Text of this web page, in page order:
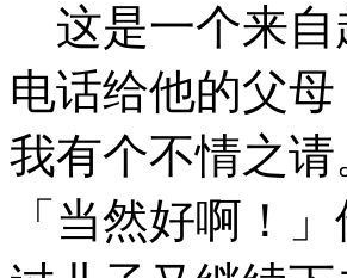
这是一个来自
电话给他的父
我有个不情之
「当然好啊！